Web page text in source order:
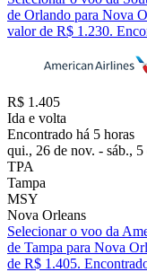
de Orlando para Nova
valor de R$ 1.230.
R$ 1.405
Ida e volta
Encontrado há 5 horas
qui., 26 de nov. - sáb., 5
TPA
Tampa
MSY
Nova Orleans
Selecionar o voo da
de Tampa para Nova
de R$ 1.405.